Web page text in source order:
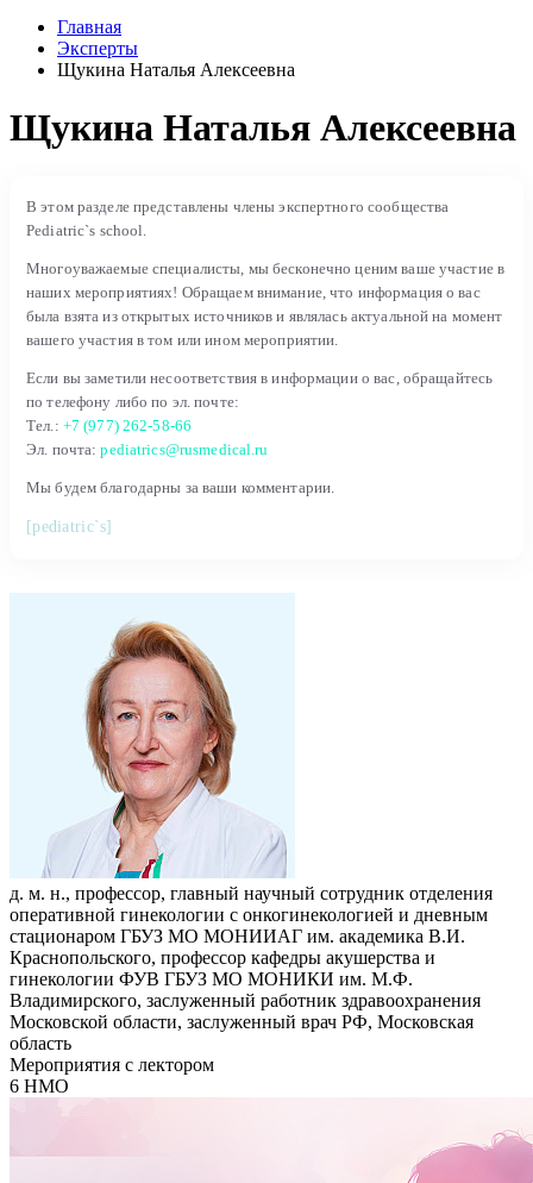
Главная
Эксперты
Щукина Наталья Алексеевна
Щукина Наталья Алексеевна
В этом разделе представлены члены экспертного сообщества
Pediatric`s school.
Многоуважаемые специалисты, мы бесконечно ценим ваше участие в
наших мероприятиях! Обращаем внимание, что информация о вас
была взята из открытых источников и являлась актуальной на момент
вашего участия в том или ином мероприятии.
Если вы заметили несоответствия в информации о вас, обращайтесь
по телефону либо по эл. почте:
Тел.: +7 (977) 262-58-66
Эл. почта:pediatrics@rusmedical.ru
Мы будем благодарны за ваши комментарии.
[pediatric`s]
д. м. н., профессор, главный научный сотрудник отделения
оперативной гинекологии с онкогинекологией и дневным
стационаром ГБУЗ МО МОНИИАГ им. академика В.И.
Краснопольского, профессор кафедры акушерства и
гинекологии ФУВ ГБУЗ МО МОНИКИ им. М.Ф.
Владимирского, заслуженный работник здравоохранения
Московской области, заслуженный врач РФ, Московская
область
Мероприятия с лектором
6 НМО